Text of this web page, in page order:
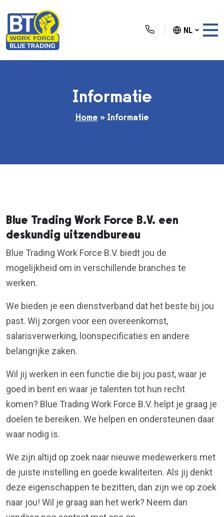
NL
Informatie
Home » Informatie
Blue Trading Work Force B.V. een
deskundig uitzendbureau
Blue Trading Work Force B.V. biedt jou de
mogelijkheid om in verschillende branches te
werken.
We bieden je een dienstverband dat het beste bij jou
past. Wij zorgen voor een overeenkomst,
salarisverwerking, loonspecificaties en andere
belangrijke zaken.
Wil jij werken in een functie die bij jou past, waar je
goed in bent en waar je talenten tot hun recht
komen? Blue Trading Work Force B.V. helpt je graag je
doelen te bereiken. We helpen en ondersteunen daar
waar nodig is.
We zijn altijd op zoek naar nieuwe medewerkers met
de juiste instelling en goede kwaliteiten. Als jij denkt
deze eigenschappen te bezitten, dan zijn we op zoek
naar jou! Wil je graag aan het werk? Neem dan